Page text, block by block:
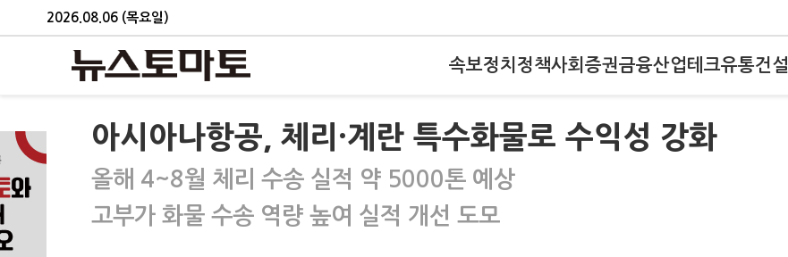
2026.08.06 (목요일)
속보정치 정책사회 증권금융산업테크유통건설
아시아나항공, 체리·계란 특수화물로 수익성 강화
올해 4~8월 체리 수송 실적 약 5000톤 예상
고부가 화물 수송 역량 높여 실적 개선 도모